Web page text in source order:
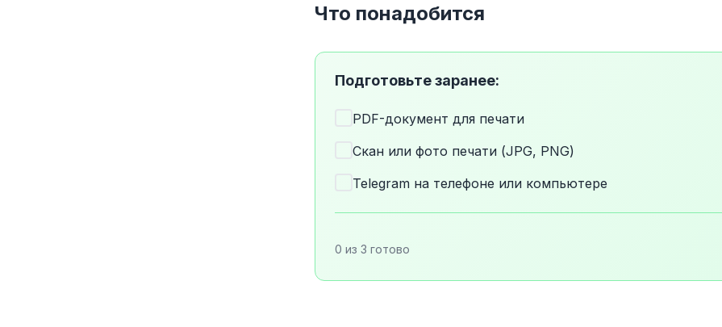
Что понадобится
Подготовьте заранее:
PDF-документ для печати
Скан или фото печати (JPG, PNG)
Telegram на телефоне или компьютере
0 из 3 готово